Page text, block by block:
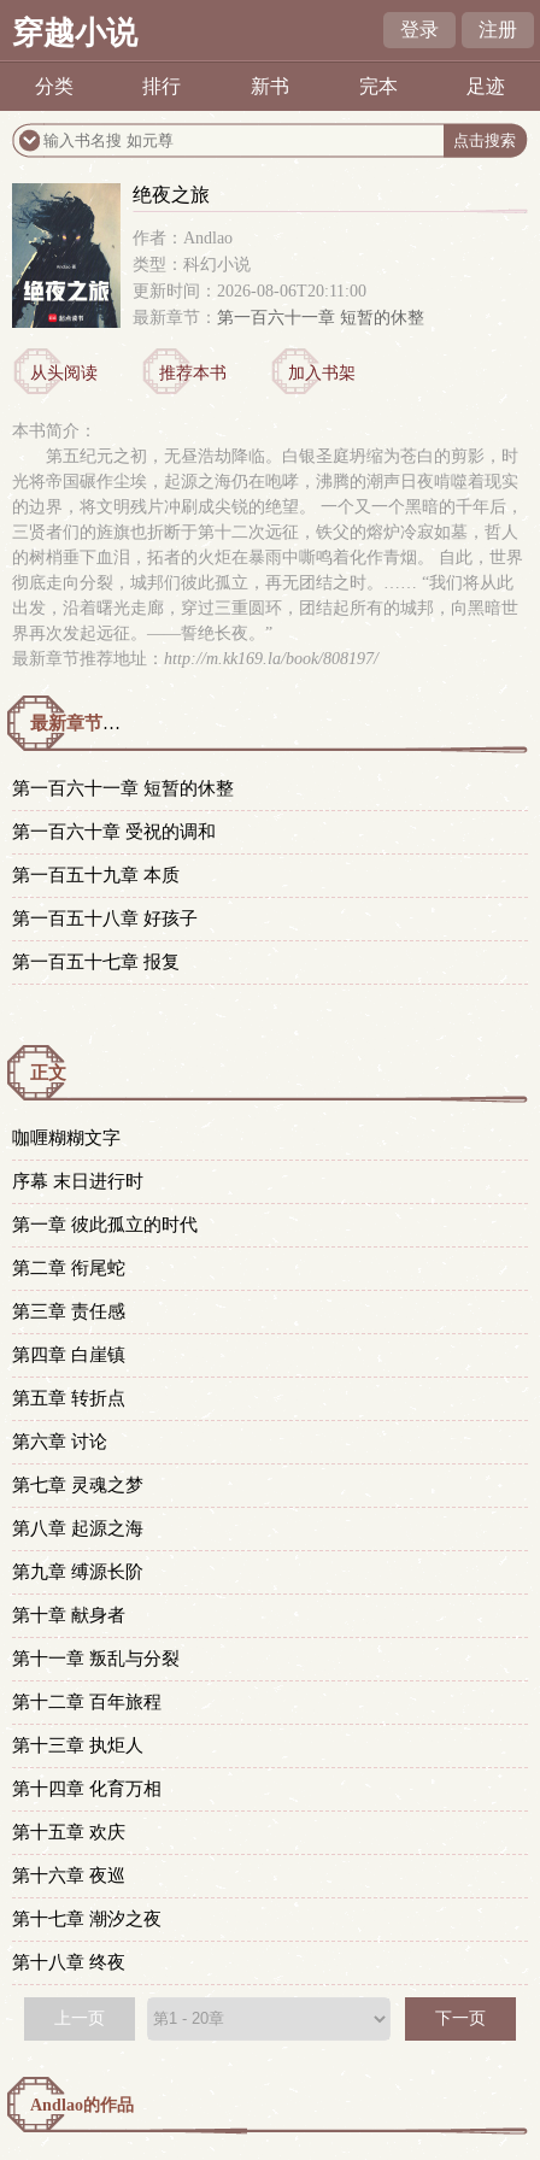
穿越小说 登录 注册
分类 排行 新书 完本 足迹
绝夜之旅
作者：Andlao
类型：科幻小说
更新时间：2026-08-06T20:11:00
最新章节： 第一百六十一章 短暂的休整
从头阅读 推荐本书 加入书架
本书简介：
第五纪元之初，无昼浩劫降临。白银圣庭坍缩为苍白的剪影，时
光将帝国碾作尘埃，起源之海仍在咆哮，沸腾的潮声日夜啃噬着现实
的边界，将文明残片冲刷成尖锐的绝望。 一个又一个黑暗的千年后，
三贤者们的旌旗也折断于第十二次远征，铁父的熔炉冷寂如墓，哲人
的树梢垂下血泪，拓者的火炬在暴雨中嘶鸣着化作青烟。 自此，世界
彻底走向分裂，城邦们彼此孤立，再无团结之时。…… “我们将从此
出发，沿着曙光走廊，穿过三重圆环，团结起所有的城邦，向黑暗世
界再次发起远征。——誓绝长夜。”
最新章节推荐地址： http://m.kk169.la/book/808197/
最新章节预览 更新时间：2026-08-06T20:11:00
第一百六十一章 短暂的休整
第一百六十章 受祝的调和
第一百五十九章 本质
第一百五十八章 好孩子
第一百五十七章 报复
正文
咖喱糊糊文字
序幕 末日进行时
第一章 彼此孤立的时代
第二章 衔尾蛇
第三章 责任感
第四章 白崖镇
第五章 转折点
第六章 讨论
第七章 灵魂之梦
第八章 起源之海
第九章 缚源长阶
第十章 献身者
第十一章 叛乱与分裂
第十二章 百年旅程
第十三章 执炬人
第十四章 化育万相
第十五章 欢庆
第十六章 夜巡
第十七章 潮汐之夜
第十八章 终夜
上一页 下一页
Andlao的作品